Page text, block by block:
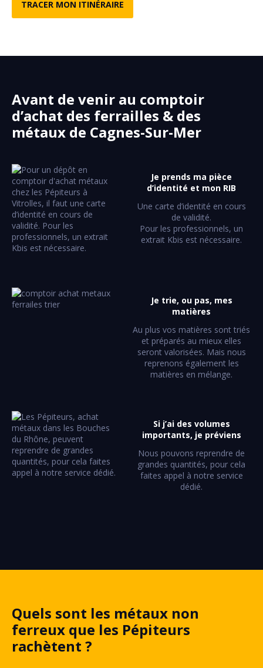
TRACER MON ITINÉRAIRE
Avant de venir au comptoir
d’achat des ferrailles & des
métaux de Cagnes-Sur-Mer
Je prends ma pièce
d’identité et mon RIB
Une carte d’identité en cours
de validité.
Pour les professionnels, un
extrait Kbis est nécessaire.
Je trie, ou pas, mes
matières
Au plus vos matières sont triés
et préparés au mieux elles
seront valorisées. Mais nous
reprenons également les
matières en mélange.
Si j’ai des volumes
importants, je préviens
Nous pouvons reprendre de
grandes quantités, pour cela
faites appel à notre service
dédié.
Quels sont les métaux non
ferreux que les Pépiteurs
rachètent ?